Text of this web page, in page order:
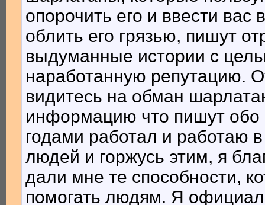
опорочить его и ввести
облить его грязью, пишут
выдуманные истории с
наработанную репутацию.
видитесь на обман
информацию что пишут обо
годами работал и работаю
людей и горжусь этим, я
дали мне те способности,
помогать людям. Я